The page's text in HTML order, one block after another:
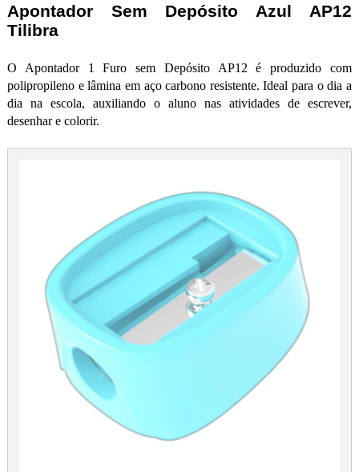
Apontador Sem Depósito Azul AP12
Tilibra
O Apontador 1 Furo sem Depósito AP12 é produzido com
polipropileno e lâmina em aço carbono resistente. Ideal para o dia a
dia na escola, auxiliando o aluno nas atividades de escrever,
desenhar e colorir.